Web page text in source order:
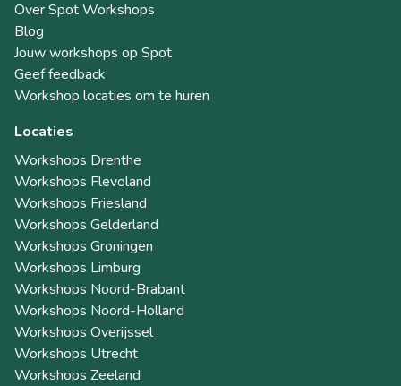
Over Spot Workshops
Blog
Jouw workshops op Spot
Geef feedback
Workshop locaties om te huren
Locaties
Workshops Drenthe
Workshops Flevoland
Workshops Friesland
Workshops Gelderland
Workshops Groningen
Workshops Limburg
Workshops Noord-Brabant
Workshops Noord-Holland
Workshops Overijssel
Workshops Utrecht
Workshops Zeeland